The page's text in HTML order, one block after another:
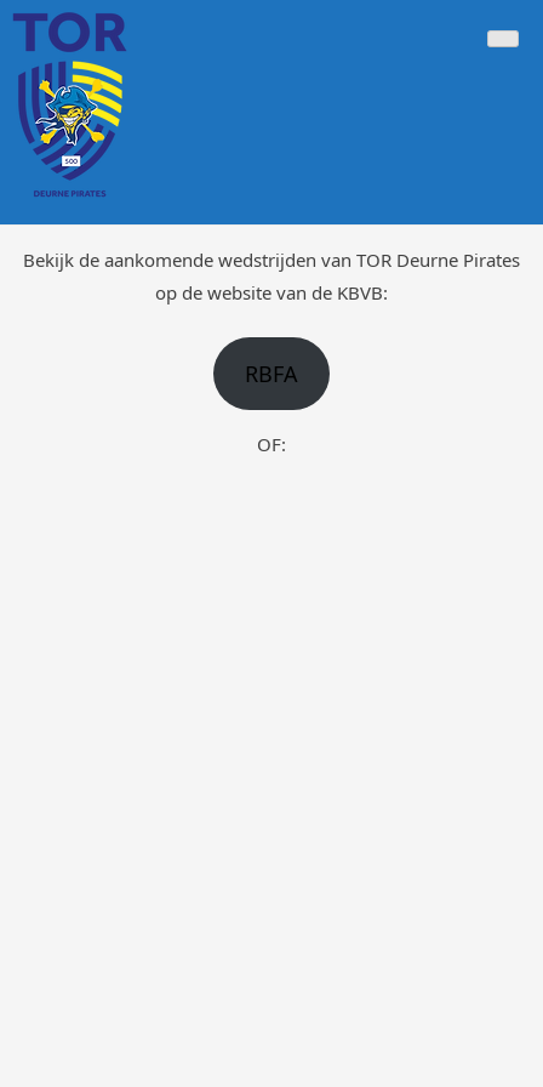
Doorgaan
inhoud
Tor Deurne Pirates 500
Voetbalclub 500 Deurne-Antwerpen
Bekijk de aankomende wedstrijden van TOR Deurne Pirates
op de website van de KBVB:
RBFA
OF: